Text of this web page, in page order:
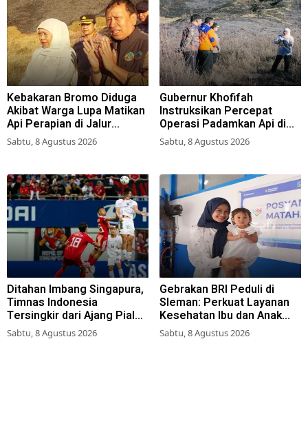
Kebakaran Bromo Diduga
Akibat Warga Lupa Matikan
Api Perapian di Jalur
Tradisional
Sabtu, 8 Agustus 2026
Gubernur Khofifah
Instruksikan Percepat
Operasi Padamkan Api di
Wisata Bromo
Sabtu, 8 Agustus 2026
Ditahan Imbang Singapura,
Timnas Indonesia
Tersingkir dari Ajang Piala
AFF 2026
Sabtu, 8 Agustus 2026
Gebrakan BRI Peduli di
Sleman: Perkuat Layanan
Kesehatan Ibu dan Anak
Lewat Program Desa
Brilian 1000 HPK
Sabtu, 8 Agustus 2026